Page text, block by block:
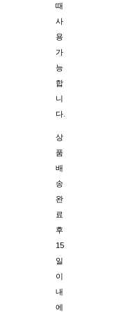
때
사
용
가
능
합
니
다.
상
품
배
송
완
료
후
15
일
이
내
에